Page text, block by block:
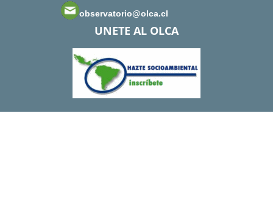
observatorio@olca.cl
UNETE AL OLCA